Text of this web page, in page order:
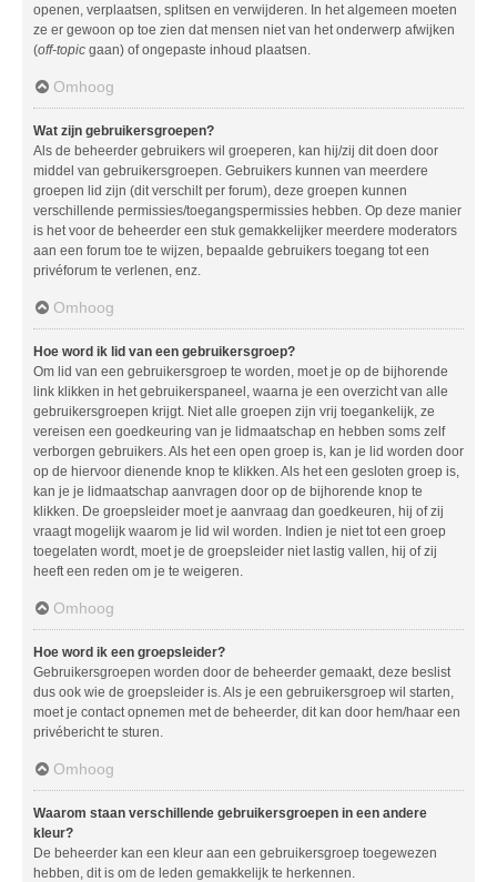
openen, verplaatsen, splitsen en verwijderen. In het algemeen moeten
ze er gewoon op toe zien dat mensen niet van het onderwerp afwijken
(off-topic gaan) of ongepaste inhoud plaatsen.
Omhoog
Wat zijn gebruikersgroepen?
Als de beheerder gebruikers wil groeperen, kan hij/zij dit doen door
middel van gebruikersgroepen. Gebruikers kunnen van meerdere
groepen lid zijn (dit verschilt per forum), deze groepen kunnen
verschillende permissies/toegangspermissies hebben. Op deze manier
is het voor de beheerder een stuk gemakkelijker meerdere moderators
aan een forum toe te wijzen, bepaalde gebruikers toegang tot een
privéforum te verlenen, enz.
Omhoog
Hoe word ik lid van een gebruikersgroep?
Om lid van een gebruikersgroep te worden, moet je op de bijhorende
link klikken in het gebruikerspaneel, waarna je een overzicht van alle
gebruikersgroepen krijgt. Niet alle groepen zijn vrij toegankelijk, ze
vereisen een goedkeuring van je lidmaatschap en hebben soms zelf
verborgen gebruikers. Als het een open groep is, kan je lid worden door
op de hiervoor dienende knop te klikken. Als het een gesloten groep is,
kan je je lidmaatschap aanvragen door op de bijhorende knop te
klikken. De groepsleider moet je aanvraag dan goedkeuren, hij of zij
vraagt mogelijk waarom je lid wil worden. Indien je niet tot een groep
toegelaten wordt, moet je de groepsleider niet lastig vallen, hij of zij
heeft een reden om je te weigeren.
Omhoog
Hoe word ik een groepsleider?
Gebruikersgroepen worden door de beheerder gemaakt, deze beslist
dus ook wie de groepsleider is. Als je een gebruikersgroep wil starten,
moet je contact opnemen met de beheerder, dit kan door hem/haar een
privébericht te sturen.
Omhoog
Waarom staan verschillende gebruikersgroepen in een andere
kleur?
De beheerder kan een kleur aan een gebruikersgroep toegewezen
hebben, dit is om de leden gemakkelijk te herkennen.